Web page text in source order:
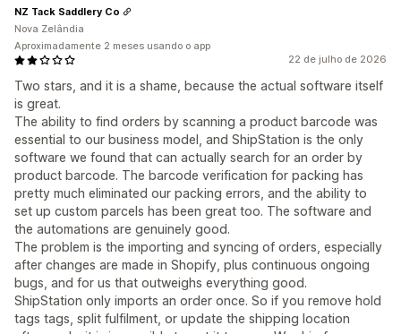
22 de julho de 2026
Two stars, and it is a shame, because the actual software itself
is great.
The ability to find orders by scanning a product barcode was
essential to our business model, and ShipStation is the only
software we found that can actually search for an order by
product barcode. The barcode verification for packing has
pretty much eliminated our packing errors, and the ability to
set up custom parcels has been great too. The software and
the automations are genuinely good.
The problem is the importing and syncing of orders, especially
after changes are made in Shopify, plus continuous ongoing
bugs, and for us that outweighs everything good.
ShipStation only imports an order once. So if you remove hold
tags tags, split fulfilment, or update the shipping location
NZ Tack Saddlery Co
Nova Zelândia
Aproximadamente 2 meses usando o app